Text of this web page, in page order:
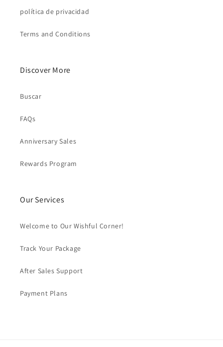
política de privacidad
Terms and Conditions
Discover More
Buscar
FAQs
Anniversary Sales
Rewards Program
Our Services
Welcome to Our Wishful Corner!
Track Your Package
After Sales Support
Payment Plans